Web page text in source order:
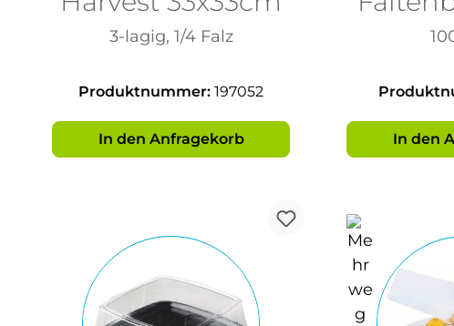
3-lagig, 1/4 Falz
Produktnummer: 197052
In den Anfragekorb
8 x 25
In den